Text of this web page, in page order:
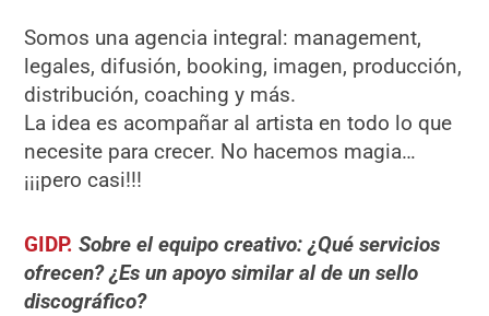
Somos una agencia integral: management,
legales, difusión, booking, imagen, producción,
distribución, coaching y más.
La idea es acompañar al artista en todo lo que
necesite para crecer. No hacemos magia…
¡¡¡pero casi!!!
GIDP. Sobre el equipo creativo: ¿Quéservicios
ofrecen? ¿Es un apoyo similar al de un sello
discográfico?